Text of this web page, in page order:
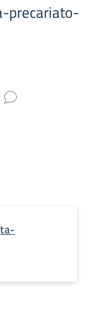
precariato-